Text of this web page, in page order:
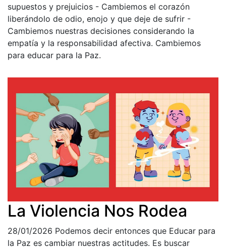
supuestos y prejuicios - Cambiemos el corazón
liberándolo de odio, enojo y que deje de sufrir -
Cambiemos nuestras decisiones considerando la
empatía y la responsabilidad afectiva. Cambiemos
para educar para la Paz.
La Violencia Nos Rodea
28/01/2026 Podemos decir entonces que Educar para
la Paz es cambiar nuestras actitudes. Es buscar